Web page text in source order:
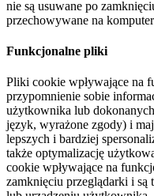
nie są usuwane po
przechowywane na
Funkcjonalne pliki
Pliki cookie wpływające na
przypomnienie sobie
użytkownika lub
język, wyrażone zgody) i
lepszych i bardziej
także optymalizację
cookie wpływające na
zamknięciu przeglądarki i są